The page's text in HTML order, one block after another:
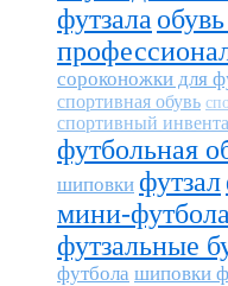
футзала
сороконожки для
спортивная обувь
спортивный
футбольная
шиповки футзал
мини-футбола
футзальные
футбола шиповки